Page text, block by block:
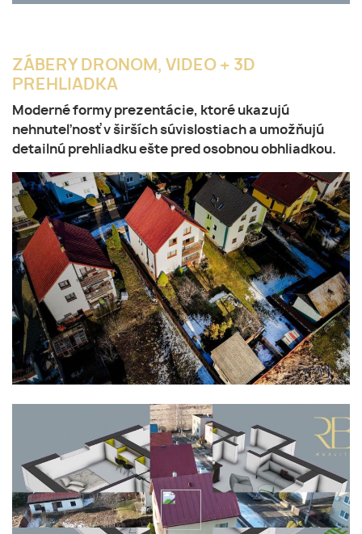
ZÁBERY DRONOM, VIDEO + 3D
PREHLIADKA
Moderné formy prezentácie, ktoré ukazujú
nehnuteľnosť v širších súvislostiach a umožňujú
detailnú prehliadku ešte pred osobnou obhliadkou.